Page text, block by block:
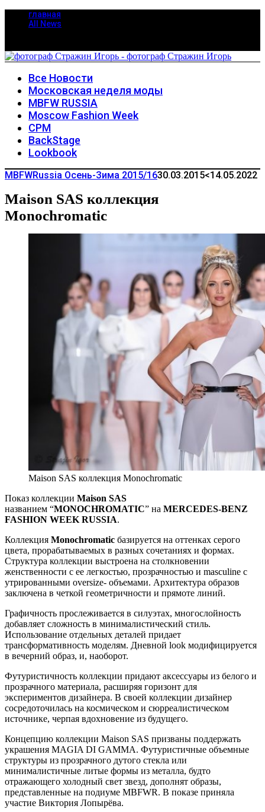
главная
All News
Все Новости
Московская неделя моды
MBFW RUSSIA
Moscow Fashion Week
CPM
BackStage
Lookbook
MBFWRussia Осень-Зима 2015/1630.03.2015<14.05.2022
Maison SAS коллекция
Monochromatic
Maison SAS коллекция Monochromatic
Показ коллекции Maison SAS
названием “MONOCHROMATIC” на MERCEDES-BENZ
FASHION WEEK RUSSIA.
Коллекция Monochromatic базируется на оттенках серого
цвета, прорабатываемых в разных сочетаниях и формах.
Структура коллекции выстроена на столкновении
женственности с ее легкостью, прозрачностью и masculine с
утрированными oversize- объемами. Архитектура образов
заключена в четкой геометричности и прямоте линий.
Графичность прослеживается в силуэтах, многослойность
добавляет сложность в минималистический стиль.
Использование отдельных деталей придает
трансформативность моделям. Дневной look модифицируется
в вечерний образ, и, наоборот.
Футуристичность коллекции придают аксессуары из белого и
прозрачного материала, расширяя горизонт для
экспериментов дизайнера. В своей коллекции дизайнер
сосредоточилась на космическом и сюрреалистическом
источнике, черпая вдохновение из будущего.
Концепцию коллекции Maison SAS призваны поддержать
украшения MAGIA DI GAMMA. Футуристичные объемные
структуры из прозрачного дутого стекла или
минималистичные литые формы из металла, будто
отражающего холодный свет звезд, дополнят образы,
представленные на подиуме MBFWR. В показе приняла
участие Виктория Лопырёва.